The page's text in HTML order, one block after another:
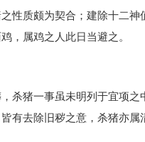
性质颇为契合；建除十二神
，属鸡之人此日当避之。
杀猪一事虽未明列于宜项之
有去除旧秽之意，杀猪亦属